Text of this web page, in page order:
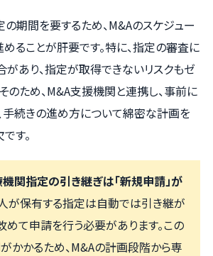
期間を要するため、M&Aのスケジュー
ることが肝要です。特に、指定の審査に
あり、指定が取得できないリスクもゼ
のため、M&A支援機関と連携し、事前に
手続きの進め方について綿密な計画を
す。
機関指定の引き継ぎは「新規申請」が
が保有する指定は自動では引き継が
めて申請を行う必要があります。この
かかるため、M&Aの計画段階から専